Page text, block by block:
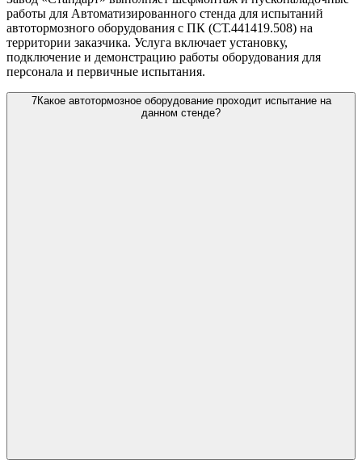
работы для Автоматизированного стенда для испытаний
автотормозного оборудования с ПК (СТ.441419.508) на
территории заказчика. Услуга включает установку,
подключение и демонстрацию работы оборудования для
персонала и первичные испытания.
7Какое автотормозное оборудование проходит испытание на
данном стенде?